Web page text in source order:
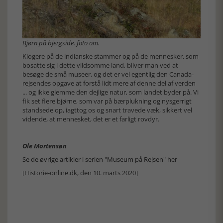
Bjørn på bjergside. foto om.
Klogere på de indianske stammer og på de mennesker, som
bosatte sig i dette vildsomme land, bliver man ved at
besøge de små museer, og det er vel egentlig den Canada-
rejsendes opgave at forstå lidt mere af denne del af verden
... og ikke glemme den dejlige natur, som landet byder på. Vi
fik set flere bjørne, som var på bærplukning og nysgerrigt
standsede op, iagttog os og snart travede væk, sikkert vel
vidende, at mennesket, det er et farligt rovdyr.
Ole Mortensøn
Se de øvrige artikler i serien "Museum på Rejsen" her
[Historie-online.dk, den 10. marts 2020]